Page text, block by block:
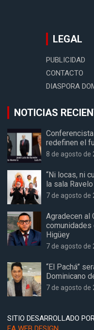
LEGAL
PUBLICIDAD
CONTACTO
DIASPORA
NOTICIAS
redefinen el
8 de agosto de
“Ni locas, ni
la sala
7 de agosto de
Agradecen al
comunidades
Higüey
7 de agosto de
“El Pachá”
Dominicano
7 de agosto de
SITIO DESARROLLADO